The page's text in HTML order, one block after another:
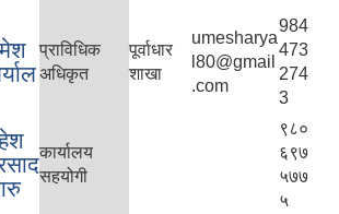
प्राविधिक
अधिकृत
पूर्वाधार
शाखा
umesharya
l80@gmail
.com
984
473
274
3
कार्यालय
सहयोगी
९८०
६९७
५७७
५